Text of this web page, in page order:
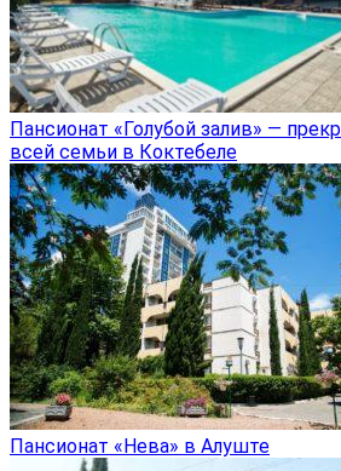
Пансионат «Голубой залив» —
всей семьи в Коктебеле
Пансионат «Нева» в Алуште